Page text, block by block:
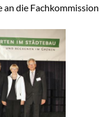
die Fachkommission